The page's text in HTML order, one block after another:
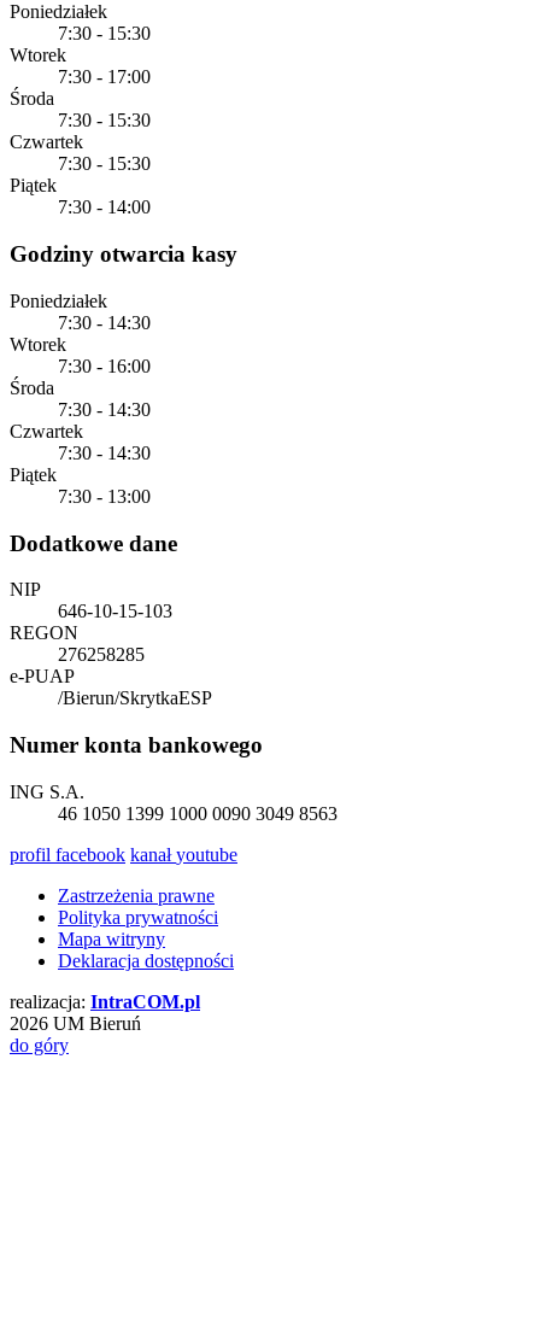
Poniedziałek
7:30 - 15:30
Wtorek
7:30 - 17:00
Środa
7:30 - 15:30
Czwartek
7:30 - 15:30
Piątek
7:30 - 14:00
Godziny otwarcia kasy
Poniedziałek
7:30 - 14:30
Wtorek
7:30 - 16:00
Środa
7:30 - 14:30
Czwartek
7:30 - 14:30
Piątek
7:30 - 13:00
Dodatkowe dane
NIP
646-10-15-103
REGON
276258285
e-PUAP
/Bierun/SkrytkaESP
Numer konta bankowego
ING S.A.
46 1050 1399 1000 0090 3049 8563
profil facebook kanałyoutube
Zastrzeżenia prawne
Polityka prywatności
Mapa witryny
Deklaracja dostępności
realizacja: IntraCOM.pl
2026 UM Bieruń
do góry